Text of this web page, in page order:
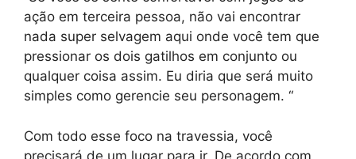
ação em terceira pessoa, não vai encontrar
nada super selvagem aqui onde você tem que
pressionar os dois gatilhos em conjunto ou
qualquer coisa assim. Eu diria que será muito
simples como gerencie seu personagem. “
Com todo esse foco na travessia, você
precisará de um lugar para ir. De acordo com